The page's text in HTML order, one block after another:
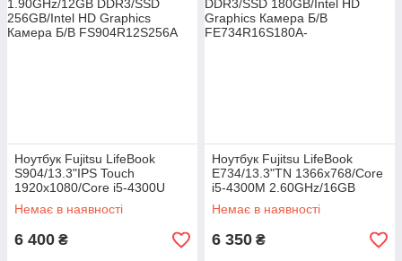
Ноутбук Fujitsu LifeBook
S904/13.3"IPS Touch
1920x1080/Core i5-4300U
1.90GHz/12GB DDR3/SSD
256GB/Intel HD Graphics
Немає в наявності
6 400 ₴
Ноутбук Fujitsu LifeBook
E734/13.3"TN 1366x768/Core
i5-4300M 2.60GHz/16GB
DDR3/SSD 180GB/Intel HD
Graphics Камера Б/В
Немає в наявності
6 350 ₴